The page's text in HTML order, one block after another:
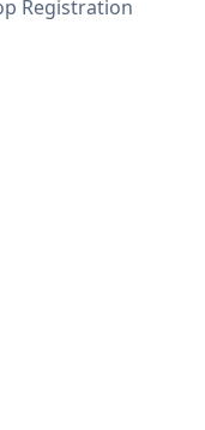
Registration